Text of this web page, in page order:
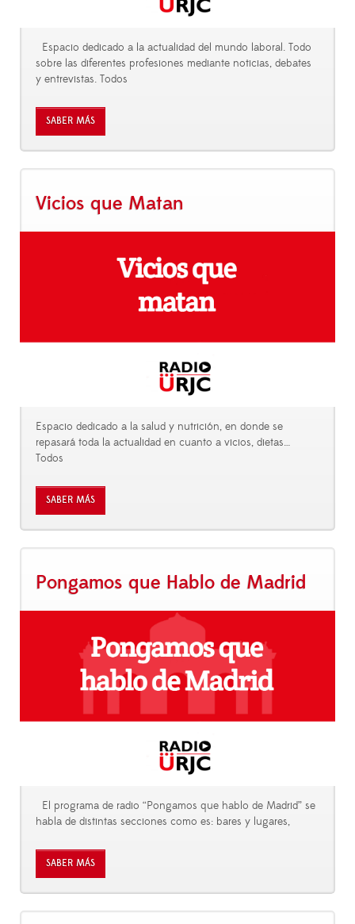
Espacio dedicado a la actualidad del mundo laboral. Todo
sobre las diferentes profesiones mediante noticias, debates
y entrevistas. Todos
SABER MÁS
Vicios que Matan
Espacio dedicado a la salud y nutrición, en donde se
repasará toda la actualidad en cuanto a vicios, dietas…
Todos
SABER MÁS
Pongamos que Hablo de Madrid
El programa de radio “Pongamos que hablo de Madrid” se
habla de distintas secciones como es: bares y lugares,
SABER MÁS